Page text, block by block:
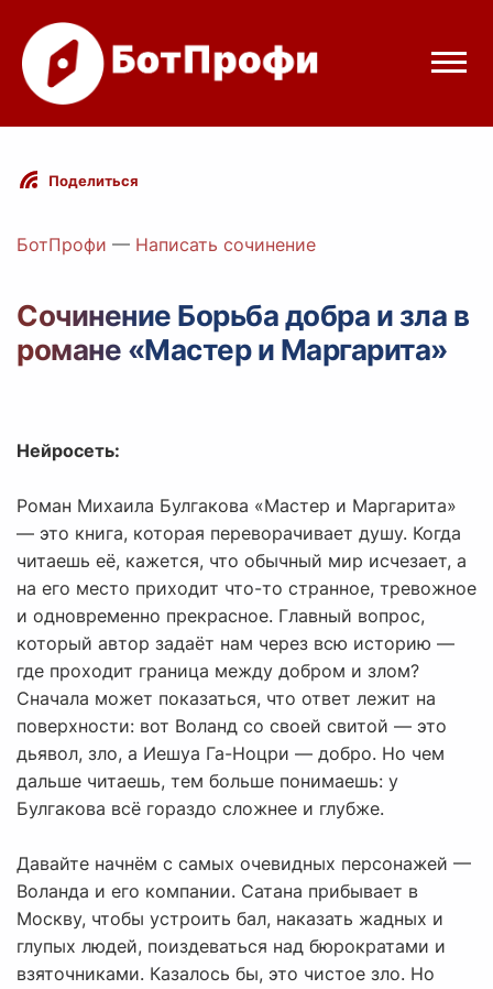
Режимы бота
Цены
Вход с Telegram
Поделиться
БотПрофи — Написать сочинение
Сочинение Борьба добра и зла в
романе «Мастер и Маргарита»
Нейросеть:
Роман Михаила Булгакова «Мастер и Маргарита»
— это книга, которая переворачивает душу. Когда
читаешь её, кажется, что обычный мир исчезает, а
на его место приходит что-то странное, тревожное
и одновременно прекрасное. Главный вопрос,
который автор задаёт нам через всю историю —
где проходит граница между добром и злом?
Сначала может показаться, что ответ лежит на
поверхности: вот Воланд со своей свитой — это
дьявол, зло, а Иешуа Га-Ноцри — добро. Но чем
дальше читаешь, тем больше понимаешь: у
Булгакова всё гораздо сложнее и глубже.
Давайте начнём с самых очевидных персонажей —
Воланда и его компании. Сатана прибывает в
Москву, чтобы устроить бал, наказать жадных и
глупых людей, поиздеваться над бюрократами и
взяточниками. Казалось бы, это чистое зло. Но